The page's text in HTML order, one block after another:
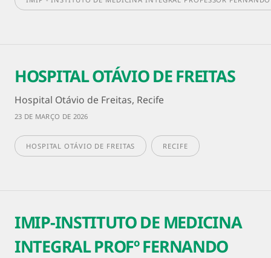
HOSPITAL OTÁVIO DE FREITAS
Hospital Otávio de Freitas, Recife
23 DE MARÇO DE 2026
HOSPITAL OTÁVIO DE FREITAS RECIFE
IMIP-INSTITUTO DE MEDICINA
INTEGRAL PROFº FERNANDO